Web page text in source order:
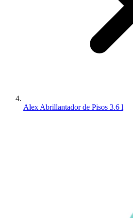
Alex Abrillantador de Pisos 3.6 l